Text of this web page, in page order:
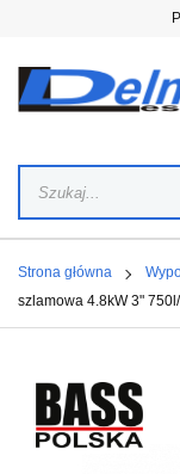
Strona główna
szlamowa 4.8kW 3"